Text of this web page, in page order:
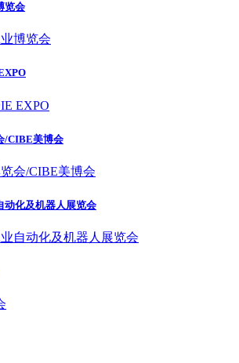
览会
/CIBE美博会
动化及机器人展览会